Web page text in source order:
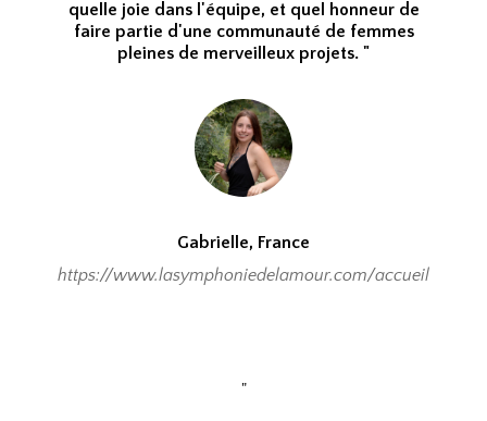
quelle joie dans l'équipe, et quel honneur de
faire partie d'une communauté de femmes
pleines de merveilleux projets. "
Gabrielle, France
https://www.lasymphoniedelamour.com/accueil
"